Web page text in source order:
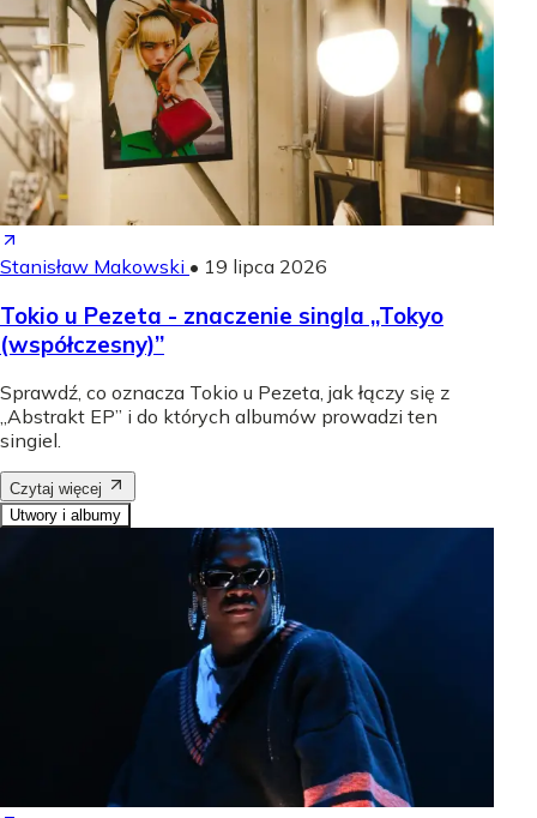
Stanisław Makowski • 19 lipca 2026
Tokio u Pezeta - znaczenie singla „Tokyo
(współczesny)”
Sprawdź, co oznacza Tokio u Pezeta, jak łączy się z
„Abstrakt EP” i do których albumów prowadzi ten
singiel.
Czytaj więcej
Utwory i albumy